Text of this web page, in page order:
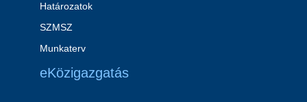
Határozatok
SZMSZ
Munkaterv
eKözigazgatás